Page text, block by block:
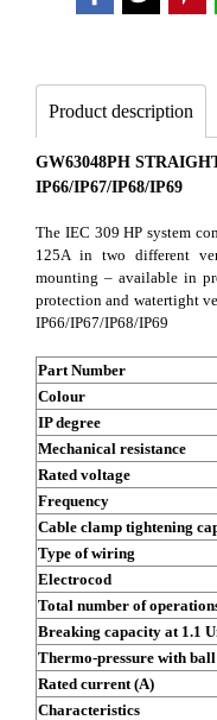
Product description
GW63048PH
IP66/IP67/IP68/IP69
The IEC 309 HP system
125A in two different
mounting – available in
protection and watertight
IP66/IP67/IP68/IP69
Part Number
Colour
IP degree
Mechanical resistance
Rated voltage
Frequency
Cable clamp tightening
Type of wiring
Electrocod
Total number of
Breaking capacity at 1.1
Thermo-pressure with ball
Rated current (A)
Characteristics